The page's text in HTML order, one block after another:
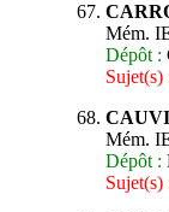
Mém.
Dépôt :
Sujet(s)
Mém.
Dépôt :
Sujet(s)